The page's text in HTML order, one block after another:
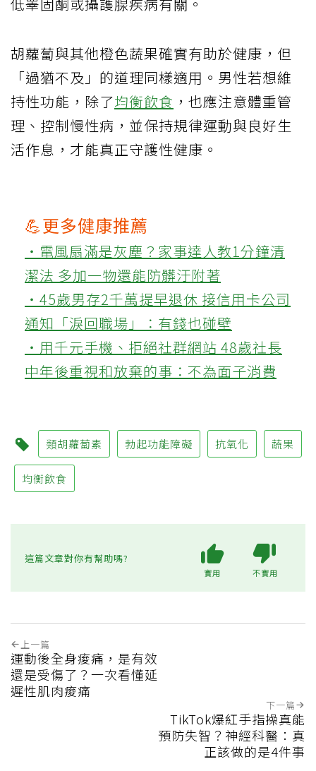
胡蘿蔔與其他橙色蔬果確實有助於健康，但
「過猶不及」的道理同樣適用。男性若想維
持性功能，除了均衡飲食 ，也應注意體重管
理、控制慢性病，並保持規律運動與良好生
活作息，才能真正守護性健康。
💪更多健康推薦
‧電風扇滿是灰塵？家事達人教1分鐘清
潔法 多加一物還能防髒汙附著
‧45歲男存2千萬提早退休 接信用卡公司
通知「淚回職場」：有錢也碰壁
‧用千元手機、拒絕社群網站 48歲社長
中年後重視和放棄的事：不為面子消費
類胡蘿蔔素 勃起功能障礙 抗氧化 蔬果
均衡飲食
這篇文章對你有幫助嗎?
實用 不實用
上一篇
運動後全身痠痛，是有效
還是受傷了？一次看懂延
遲性肌肉痠痛
下一篇
TikTok爆紅手指操真能
預防失智？神經科醫：真
正該做的是4件事